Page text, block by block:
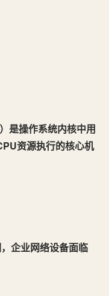
是操作系统内核中用
资源执行的核心机
企业网络设备面临